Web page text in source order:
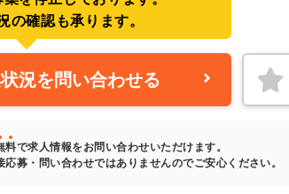
の確認も承ります。
況を問い合わせる
料で求人情報をお問い合わせいただけます。
応募・問い合わせではありませんのでご安心ください。